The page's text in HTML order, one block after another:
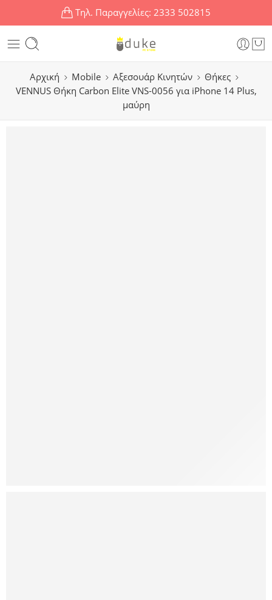
Τηλ. Παραγγελίες: 2333 502815
Αρχική Mobile Αξεσουάρ Κινητών
Θήκες
VENNUS Θήκη Carbon Elite VNS-0056 για iPhone 14 Plus,
μαύρη